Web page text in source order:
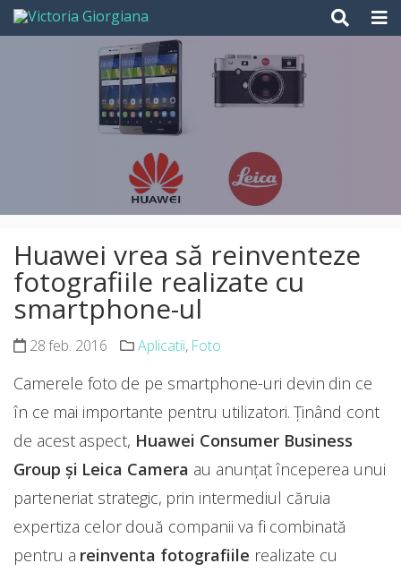
Skip
Huawei vrea să reinventeze
fotografiile realizate cu
smartphone-ul
28 feb. 2016 Aplicatii, Foto
Camerele foto de pe smartphone-uri devin din ce
în ce mai importante pentru utilizatori. Ținând cont
de acest aspect, Huawei Consumer Business
Group și Leica Camera au anunțat începerea unui
parteneriat strategic, prin intermediul căruia
expertiza celor două companii va fi combinată
pentru a reinventa fotografiile realizate cu